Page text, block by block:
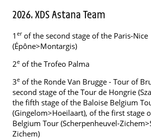
2026. XDS Astana Team
1 erof the second stage of the Paris-Nice
(Épône>Montargis)
2e of the Trofeo Palma
3e of the Ronde Van Brugge - Tour of
second stage of the Tour de Hongrie
the fifth stage of the Baloise Belgium
(Gingelom>Hoeilaart), of the first stage
Belgium Tour (Scherpenheuvel-
Zichem)